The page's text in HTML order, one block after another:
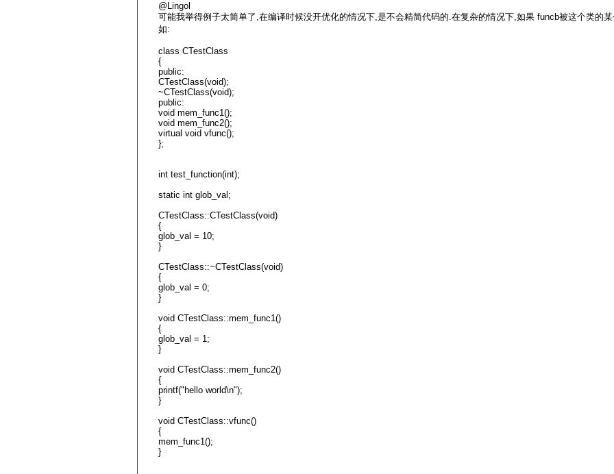
@Lingol
可能我举得例子太简单了,在编译时候没开优化的情况下,是不会精简代码的.在复杂的情况下,如果 funcb被这个类的
如:
class CTestClass
{
public:
CTestClass(void);
~CTestClass(void);
public:
void mem_func1();
void mem_func2();
virtual void vfunc();
};
int test_function(int);
static int glob_val;
CTestClass::CTestClass(void)
{
glob_val = 10;
}
CTestClass::~CTestClass(void)
{
glob_val = 0;
}
void CTestClass::mem_func1()
{
glob_val = 1;
}
void CTestClass::mem_func2()
{
printf("hello world\n");
}
void CTestClass::vfunc()
{
mem_func1();
}